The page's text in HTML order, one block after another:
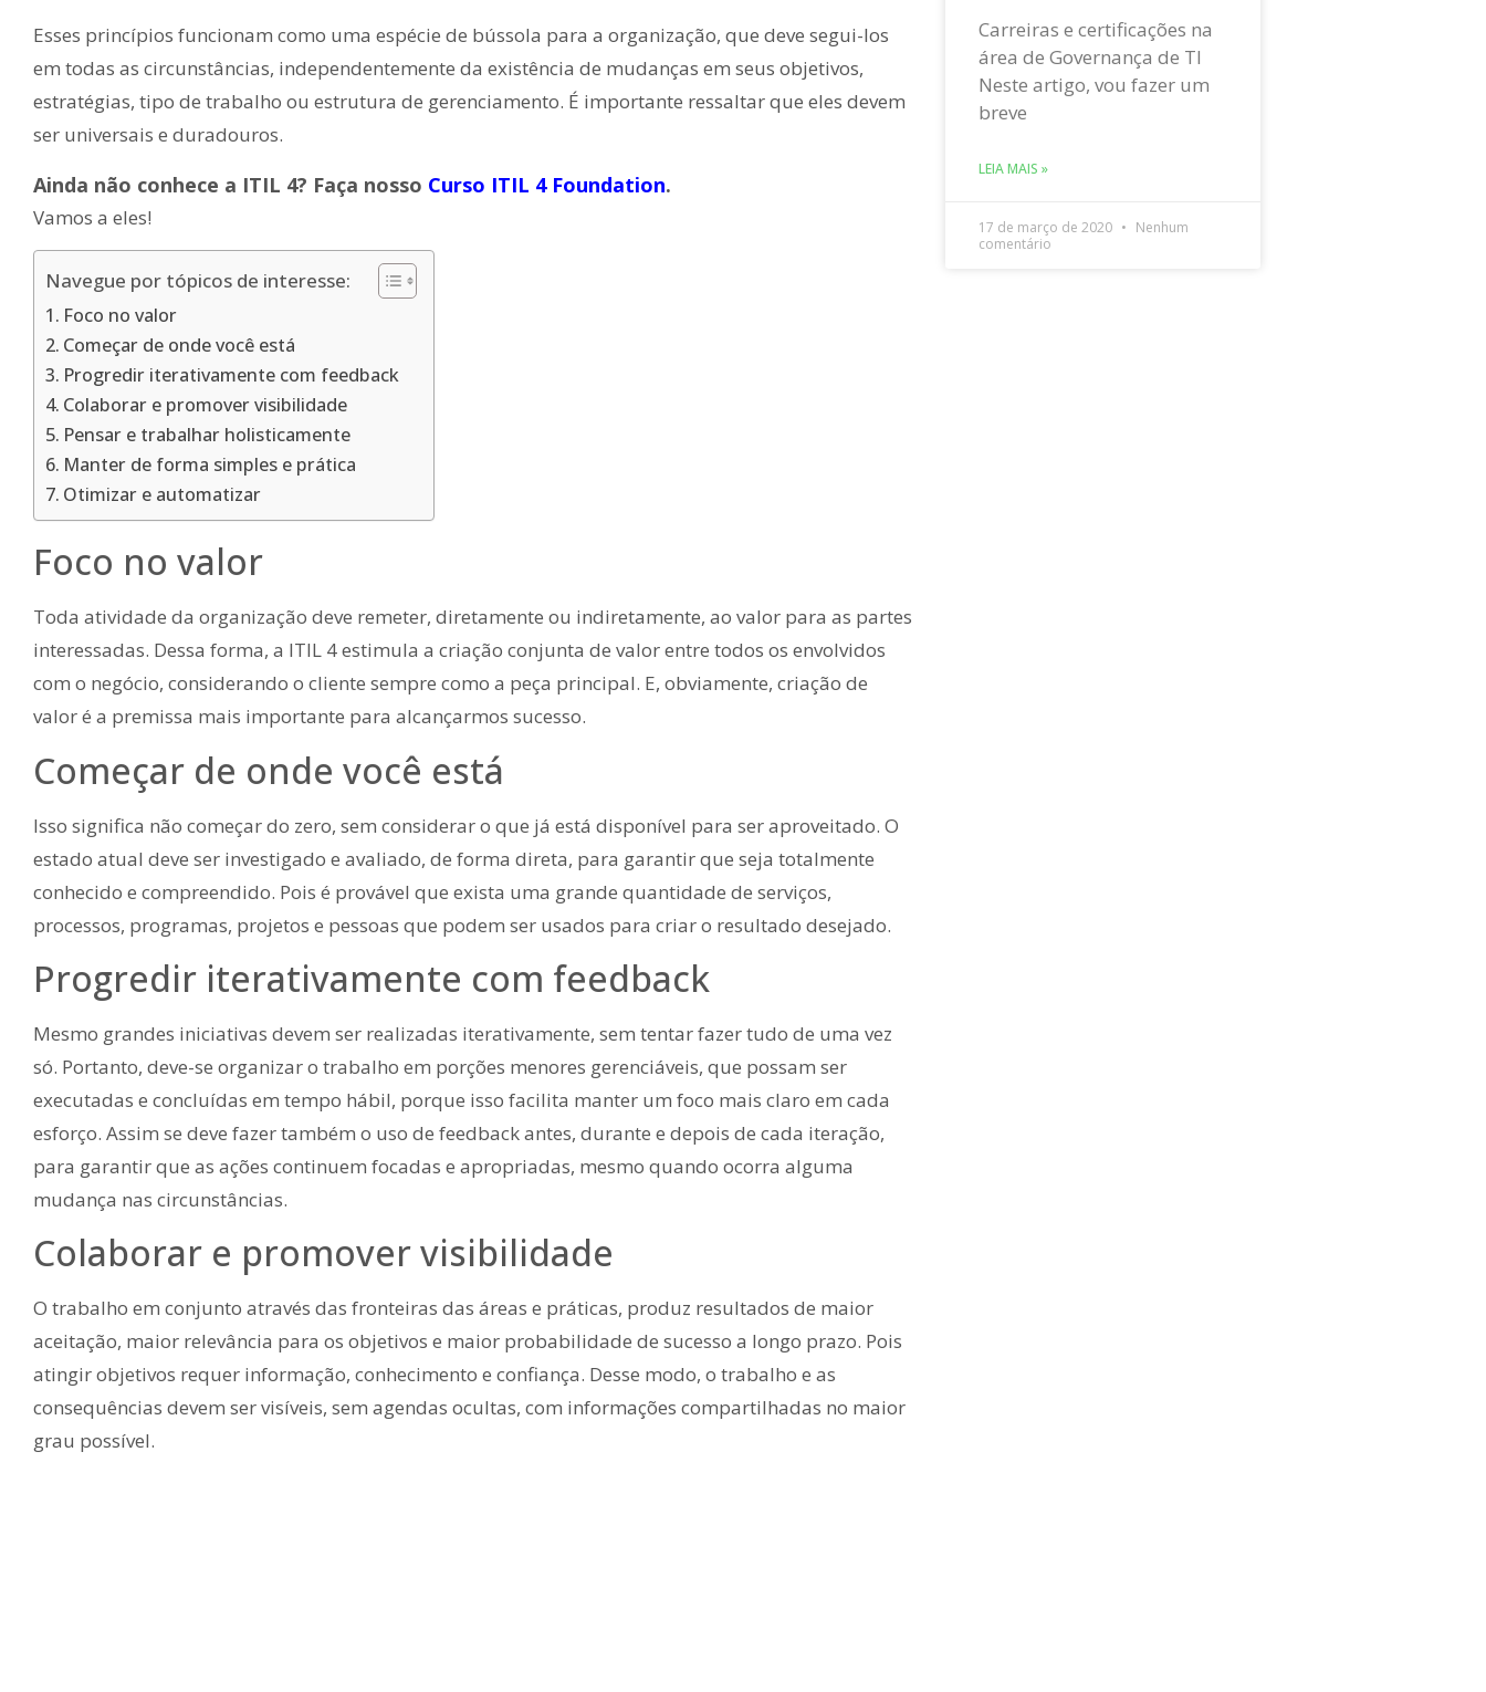
Esses princípios funcionam como uma espécie de bússola para a organização, que deve segui-los
em todas as circunstâncias, independentemente da existência de mudanças em seus objetivos,
estratégias, tipo de trabalho ou estrutura de gerenciamento. É importante ressaltar que eles devem
ser universais e duradouros.
Ainda não conhece a ITIL 4? Faça nosso Curso ITIL 4 Foundation.
Vamos a eles!
Navegue por tópicos de interesse:
Foco no valor
Começar de onde você está
Progredir iterativamente com feedback
Colaborar e promover visibilidade
Pensar e trabalhar holisticamente
Manter de forma simples e prática
Otimizar e automatizar
Foco no valor
Toda atividade da organização deve remeter, diretamente ou indiretamente, ao valor para as partes
interessadas. Dessa forma, a ITIL 4 estimula a criação conjunta de valor entre todos os envolvidos
com o negócio, considerando o cliente sempre como a peça principal. E, obviamente, criação de
valor é a premissa mais importante para alcançarmos sucesso.
Começar de onde você está
Isso significa não começar do zero, sem considerar o que já está disponível para ser aproveitado. O
estado atual deve ser investigado e avaliado, de forma direta, para garantir que seja totalmente
conhecido e compreendido. Pois é provável que exista uma grande quantidade de serviços,
processos, programas, projetos e pessoas que podem ser usados para criar o resultado desejado.
Progredir iterativamente com feedback
Mesmo grandes iniciativas devem ser realizadas iterativamente, sem tentar fazer tudo de uma vez
só. Portanto, deve-se organizar o trabalho em porções menores gerenciáveis, que possam ser
executadas e concluídas em tempo hábil, porque isso facilita manter um foco mais claro em cada
esforço. Assim se deve fazer também o uso de feedback antes, durante e depois de cada iteração,
para garantir que as ações continuem focadas e apropriadas, mesmo quando ocorra alguma
mudança nas circunstâncias.
Colaborar e promover visibilidade
O trabalho em conjunto através das fronteiras das áreas e práticas, produz resultados de maior
aceitação, maior relevância para os objetivos e maior probabilidade de sucesso a longo prazo. Pois
atingir objetivos requer informação, conhecimento e confiança. Desse modo, o trabalho e as
consequências devem ser visíveis, sem agendas ocultas, com informações compartilhadas no maior
grau possível.
Carreiras e certificações na
área de Governança de TI
Neste artigo, vou fazer um
breve
LEIA MAIS »
17 de março de 2020
Nenhum
comentário